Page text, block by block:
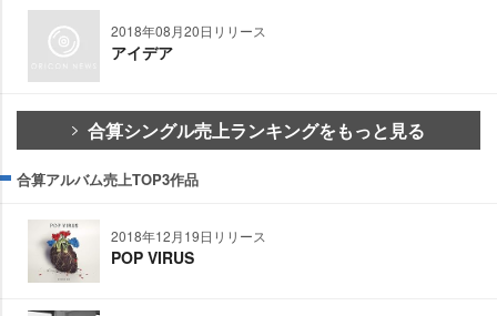
2018年08月20日リリース
アイデア
合算シングル売上ランキングをもっと見る
合算アルバム売上TOP3作品
2018年12月19日リリース
POP VIRUS